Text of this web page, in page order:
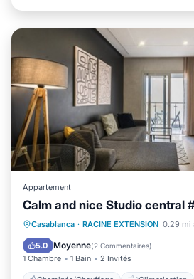
Appartement
Calm and nice Studio central
Casablanca · RACINE EXTENSION 0.29 mi
5.0 Moyenne(2 Commentaires)
1 Chambre 1 Bain 2 Invités
Cheminée/Chauffage
Internet
Adapté aux